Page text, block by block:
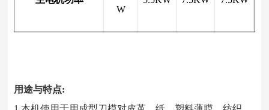
W
用途与特点: